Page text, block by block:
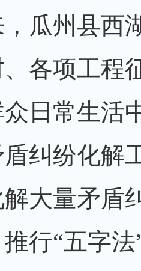
州县西
各项工程
日常生活
纠纷化解
大量矛盾
行“五字